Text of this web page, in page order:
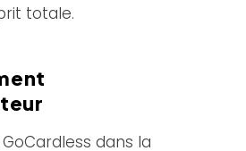
totale.
dans la